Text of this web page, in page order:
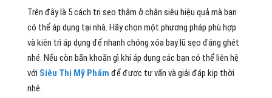
Trên đây là 5 cách trị sẹo thâm ở chân siêu hiệu quả mà bạn
có thể áp dụng tại nhà. Hãy chọn một phương pháp phù hợp
và kiên trì áp dụng để nhanh chóng xóa bay lũ sẹo đáng ghét
nhé. Nếu còn băn khoăn gì khi áp dụng các bạn có thể liên hệ
với Siêu Thị Mỹ Phẩm để được tư vấn và giải đáp kịp thời
nhé.